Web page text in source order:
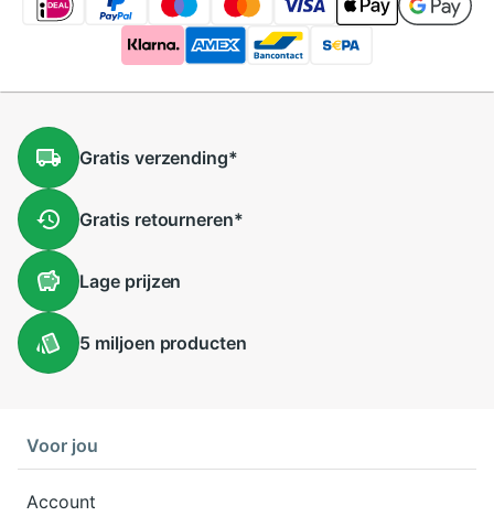
Gratis verzending*
Gratis retourneren*
Lageprijzen
5 miljoen producten
Voor jou
Account